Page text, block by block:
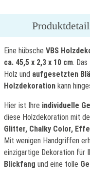
Eine hübsche VBS
ca. 45,5 x 2,3 x 10 cm.
Holz und aufgesetzten
Holzdekoration kann
Hier ist Ihre individuelle
diese Holzdekoration mit
Glitter, Chalky Color,
Mit wenigen Handgriffen
einzigartige Dekoration für
Blickfang und eine tolle